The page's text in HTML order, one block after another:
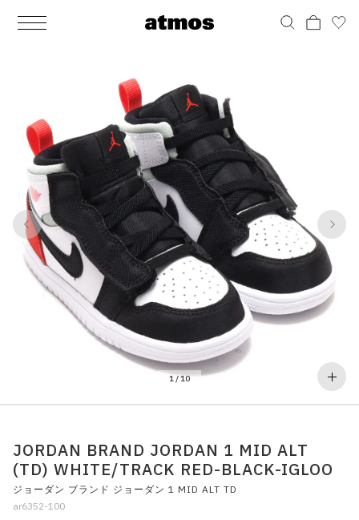
MEN
ウェア
バッグ
アクセサリー
その他
アディダス ピックアップ
シューズ
ブーツ
サンダル
その他
すべてのシューズ
ライフスタイルランニング
ウェア
アウター
パンツ
ソックス
アンダーウェア
水着
その他
すべてのウェア
バッグ
バックパック / リュック
ショルダー / メッセンジャーバッグ
トート / エコバッグ
クラッチ / セカンドバッグ
ウエストバッグ
その他
すべてのバッグ
アクセサリー
ポーチ / ウォレット
帽子
グッズ / アクセサリー
その他
すべてのアクセサリー
その他
シューケア / グッズ
おもちゃ / フィギュア
その他
すべてのその他
WOMENS
ウェア
バッグ
アクセサリー
その他
アディダス ピックアップ
シューズ
ブーツ
サンダル / パンプス
その他
すべてのシューズ
ライフスタイルランニング
ウェア
アウター
パンツ
ワンピース
スカート
ソックス
アンダーウェア
すべてのウェア
バッグ
バックパック / リュック
ショルダー / メッセンジャーバッグ
トート / エコバッグ
クラッチ / セカンドバッグ
ウエストバッグ
その他
すべてのバッグ
アクセサリー
ポーチ / ウォレット
帽子
グッズ / アクセサリー
その他
すべてのアクセサリー
その他
シューケア / グッズ
おもちゃ / フィギュア
その他
すべてのその他
1 /10
1 10
JORDAN BRAND JORDAN 1 MID ALT
(TD) WHITE/TRACK RED-BLACK-IGLOO
ジョーダン ブランド ジョーダン 1 MID ALT TD
ar6352-100